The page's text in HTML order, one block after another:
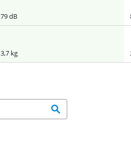
79 dB
3,7 kg